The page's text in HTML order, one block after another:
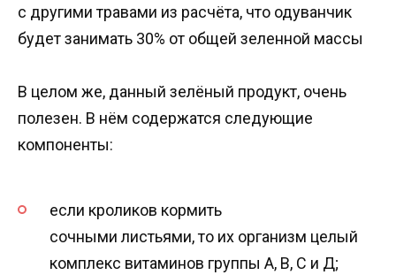
с другими травами из расчёта, что одуванчик
будет занимать 30% от общей зеленной массы
В целом же, данный зелёный продукт, очень
полезен. В нём содержатся следующие
компоненты:
если кроликов кормить
сочными листьями, то их организм целый
комплекс витаминов группы А, В, С и Д;